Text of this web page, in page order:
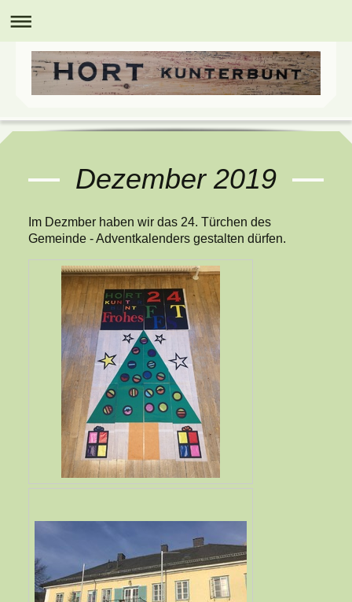
Dezember 2019
Im Dezmber haben wir das 24. Türchen des
Gemeinde - Adventkalenders gestalten dürfen.